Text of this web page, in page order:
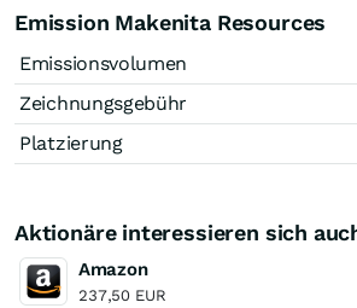
Emission Makenita Resources
Emissionsvolumen
Zeichnungsgebühr
Platzierung
Aktionäre interessieren sich
Amazon
237,50 EUR